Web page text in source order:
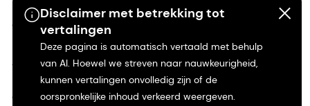
Disclaimer met betrekking tot
vertalingen
Deze pagina is automatisch vertaald met behulp
van AI. Hoewel we streven naar nauwkeurigheid,
kunnen vertalingen onvolledig zijn of de
oorspronkelijke inhoud verkeerd weergeven.
Gebruiksvoorwaarden
Algemene voorwaarden
Californië Transparantie